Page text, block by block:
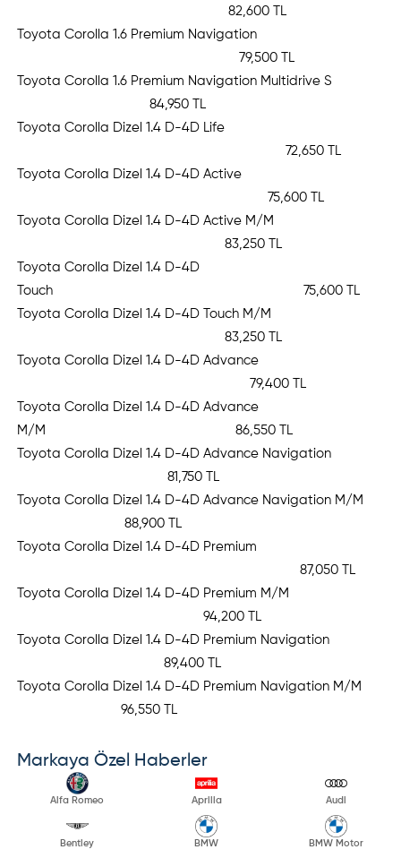
82,600 TL
Toyota Corolla 1.6 Premium Navigation
79,500 TL
Toyota Corolla 1.6 Premium Navigation Multidrive S
84,950 TL
Toyota Corolla Dizel 1.4 D-4D Life
72,650 TL
Toyota Corolla Dizel 1.4 D-4D Active
75,600 TL
Toyota Corolla Dizel 1.4 D-4D Active M/M
83,250 TL
Toyota Corolla Dizel 1.4 D-4D
Touch 75,600 TL
Toyota Corolla Dizel 1.4 D-4D Touch M/M
83,250 TL
Toyota Corolla Dizel 1.4 D-4D Advance
79,400 TL
Toyota Corolla Dizel 1.4 D-4D Advance
M/M 86,550 TL
Toyota Corolla Dizel 1.4 D-4D Advance Navigation
81,750 TL
Toyota Corolla Dizel 1.4 D-4D Advance Navigation M/M
88,900 TL
Toyota Corolla Dizel 1.4 D-4D Premium
87,050 TL
Toyota Corolla Dizel 1.4 D-4D Premium M/M
94,200 TL
Toyota Corolla Dizel 1.4 D-4D Premium Navigation
89,400 TL
Toyota Corolla Dizel 1.4 D-4D Premium Navigation M/M
96,550 TL
Markaya Özel Haberler
Alfa Romeo Aprilia Audi
Bentley BMW BMW Motor